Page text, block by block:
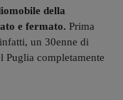
della
e fermato. Prima
un 30enne di
Puglia completamente